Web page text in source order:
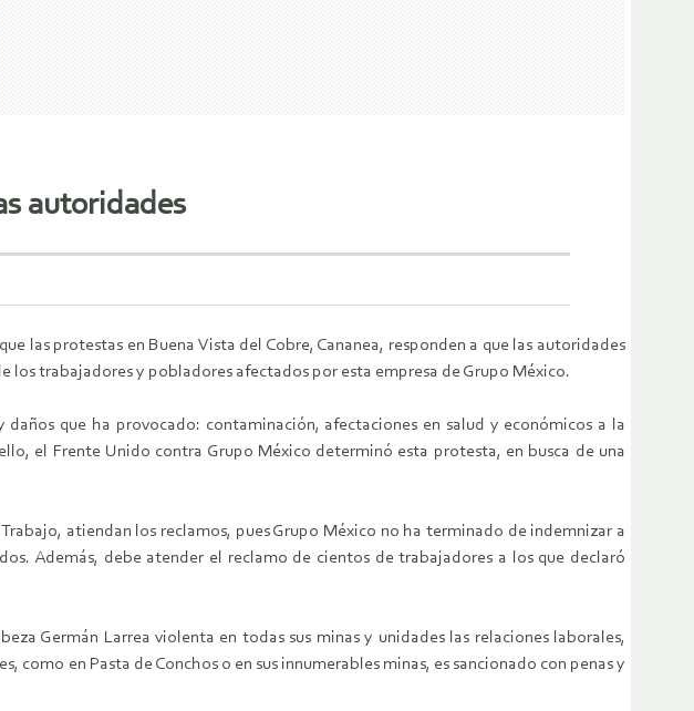
autoridades
las protestas en Buena Vista del Cobre, Cananea, responden a que las autoridades
los trabajadores y pobladores afectados por esta empresa de Grupo México.
que ha provocado: contaminación, afectaciones en salud y económicos a la
el Frente Unido contra Grupo México determinó esta protesta, en busca de una
atiendan los reclamos, pues Grupo México no ha terminado de indemnizar a
Además, debe atender el reclamo de cientos de trabajadores a los que declaró
Germán Larrea violenta en todas sus minas y unidades las relaciones laborales,
en Pasta de Conchos o en sus innumerables minas, es sancionado con penas y